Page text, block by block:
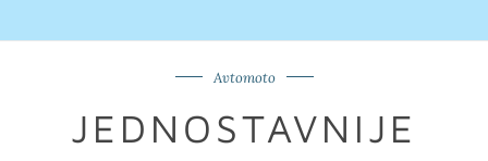
Avtomoto
JEDNOSTAVNIJE